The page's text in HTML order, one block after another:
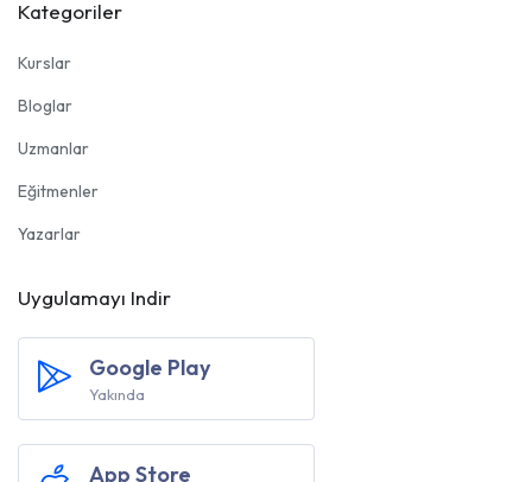
Kategoriler
Kurslar
Bloglar
Uzmanlar
Eğitmenler
Yazarlar
Uygulamayı Indir
Google Play
Yakında
App Store